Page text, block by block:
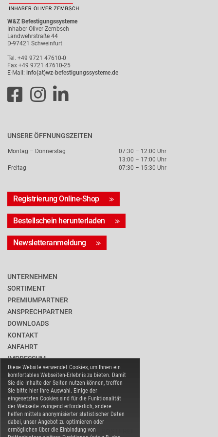
Diese Website verwendet Cookies, um Ihnen ein
komfortables Webseiten-Erlebnis zu bieten. Damit
Sie die Inhalte der Seiten nutzen können, treffen
Sie bitte hier Ihre Auswahl. Einige der
eingesetzten Cookies sind für die Funktionalität
der Webseite zwingend erforderlich, andere
helfen mittels anonymisierter statistischer Daten
dabei, unser Angebot zu optimieren oder
ermöglichen über die Einbindung von
W&Z Befestigungssysteme
Inhaber Oliver Zembsch
Landwehrstraße 44
D-97421 Schweinfurt
Tel. +49 9721 47610-0
Fax +49 9721 47610-25
E-Mail: info(at)wz-befestigungssysteme.de
UNSERE ÖFFNUNGSZEITEN
Montag – Donnerstag
07:30 – 12:00 Uhr
13:00 – 17:00 Uhr
Freitag
07:30 – 15:30 Uhr
Registrierung Online-Shop
Bestellschein herunterladen
Newsletteranmeldung
UNTERNEHMEN
SORTIMENT
PREMIUMPARTNER
ANSPRECHPARTNER
DOWNLOADS
KONTAKT
ANFAHRT
IMPRESSUM
DATENSCHUTZ
BARRIEREFREIHEIT
COOKIE-EINSTELLUNGEN
WARENVERBAND EDELSTAHL ROSTFREI